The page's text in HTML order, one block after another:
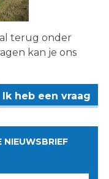
terug onder
kan je ons
Ik heb een vraag